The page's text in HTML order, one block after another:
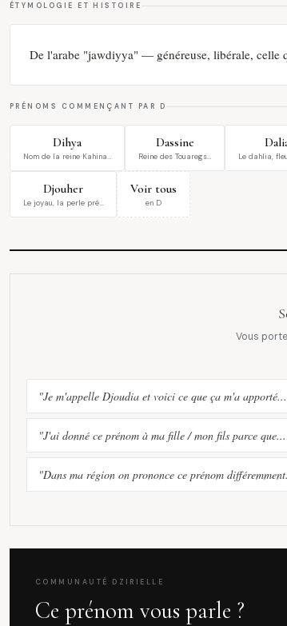
ÉTYMOLOGIE ET HISTOIRE
De l'arabe "jawdiyya" — généreuse, libérale, celle
PRÉNOMS COMMENÇANT PAR D
Dihya
Nom de la reine Kahina…
Dassine
Reine des Touaregs… Le dahlia,
Djouher
Le joyau, la perle pré…
Voir tous
en D
Vous
"Je m'appelle Djoudia et voici ce que ça m'a
"J'ai donné ce prénom à ma fille / mon fils parce
"Dans ma région on prononce ce prénom
COMMUNAUTÉ DZIRIELLE
Ce prénom vous parle ?